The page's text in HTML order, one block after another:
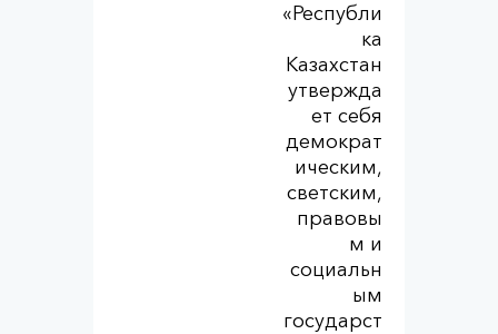
«Республи
ка
Казахстан
утвержда
ет себя
демократ
ическим,
светским,
правовы
м и
социальн
ым
государст